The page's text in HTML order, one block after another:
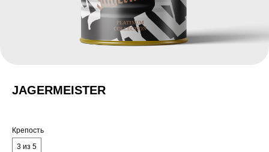
JAGERMEISTER
Крепость
3 из 5